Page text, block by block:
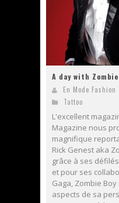
A day with Zombie
En Mode Fashion
Tattoo
L'excellent
Magazine nous
magnifique
Rick Genest aka
grâce à ses
et pour ses
Gaga, Zombie
aspects de sa